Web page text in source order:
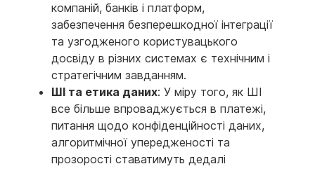
компаній, банків і платформ,
забезпечення безперешкодної інтеграції
та узгодженого користувацького
досвіду в різних системах є технічним і
стратегічним завданням.
ШІ та етика даних: У міру того, як ШІ
все більше впроваджується в платежі,
питання щодо конфіденційності даних,
алгоритмічної упередженості та
прозорості ставатимуть дедалі